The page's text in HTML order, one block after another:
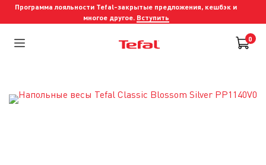
Программа лояльности Tefal-закрытые предложения, кешбэк и
многое другое. Вступить
0